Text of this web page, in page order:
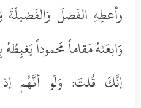
وأعطِهِ الفَضلَ وَالفَضيلَةَ
وَابعَثهُ مَقاماً مَحموداً
إنَّكَ قُلتَ: وَلَو أنَّهُم